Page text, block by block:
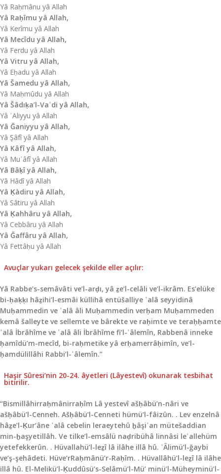
Yâ Raḥmânu yâ Allah
Yâ Raḥîmu yâ Allah,
Yâ Kerîmu yâ Allah
Yâ Mecîdu yâ Allah,
Yâ Ferdu yâ Allah
Yâ Vitru yâ Allah,
Yâ Eḥadu yâ Allah
Yâ Šamedu yâ Allah,
Yâ Maḥmûdu yâ Allah
Yâ Šâdıḳa’l-Vaʿdi yâ Allah,
Yâ ʿAliyyu yâ Allah
Yâ Ğaniyyu yâ Allah,
Yâ Şâfî yâ Allah
Yâ Kâfî yâ Allah,
Yâ Muʿâfî yâ Allah
Yâ Bâḳî yâ Allah,
Yâ Hâdî yâ Allah
Yâ Ḳàdiru yâ Allah,
Yâ Sâtiru yâ Allah
Yâ Ḳahhâru yâ Allah,
Yâ Cebbâru yâ Allah
Yâ Ğaffâru yâ Allah,
Yâ Fettâḥu yâ Allah
Avuçlar yukarı gelecek şekilde eller açılır:
Yâ Rabbe’s-semâvâti ve’l-arḍı, yâ ẕe’l-celâli ve’l-ikrâm. Es’elüke
bi-ḥaḳḳı hâẕihi’l-esmâi küllihâ entüšalliye ʿalâ seyyidinâ
Muḥammedin ve ʿalâ âli Muḥammedin verḥam Muḥammeden
kemâ šalleyte ve sellemte ve bârekte ve raḥimte ve teraḥḥamte
ʿalâ İbrâhîme ve ʿalâ âli İbrâhîme fi’l-ʿâlemîn, Rabbenâ inneke
ḥamîdü’m-mecîd, bi-raḥmetike yâ erḥamerrâḥimîn, ve’l-
ḥamdülillâhi Rabbi’l-ʿâlemîn.”
Haşir Sûresi’nin 20-24. âyetleri (Lâyestevî) o­ku­na­rak tesbihat
bitirilir.
“Bismillâhirraḥmânirraḥîm Lâ yestevî ašḥâbü’n-nâri ve
ašḥâbü’l-Cenneh. Ašḥâbü’l-Cenneti hümü’l-fâizûn. . Lev enzelnâ
hâẕe’l-Ḳur’âne ʿalâ cebelin leraeytehû ḫâşiʿan mütešaddian
min-ḫaşyetillâh. Ve tilke’l-emsâlü naḍribühâ linnâsi leʿallehüm
yetefekkerûn. . Hüvallahü’l-leẕî lâ ilâhe illâ hû. ʿÂlimü’l-ğaybi
ve’ş-şehâdeti. Hüve’rRaḥmânü’r-Raḥîm. . Hüvallâhü’l-leẕî lâ ilâhe
illâ hû. El-Melikü’l-Ḳuddûsü’s-Selâmü’l-Mü’­ minü’l-Müheyminü’l-